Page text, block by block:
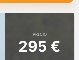
PRECIO
295 €